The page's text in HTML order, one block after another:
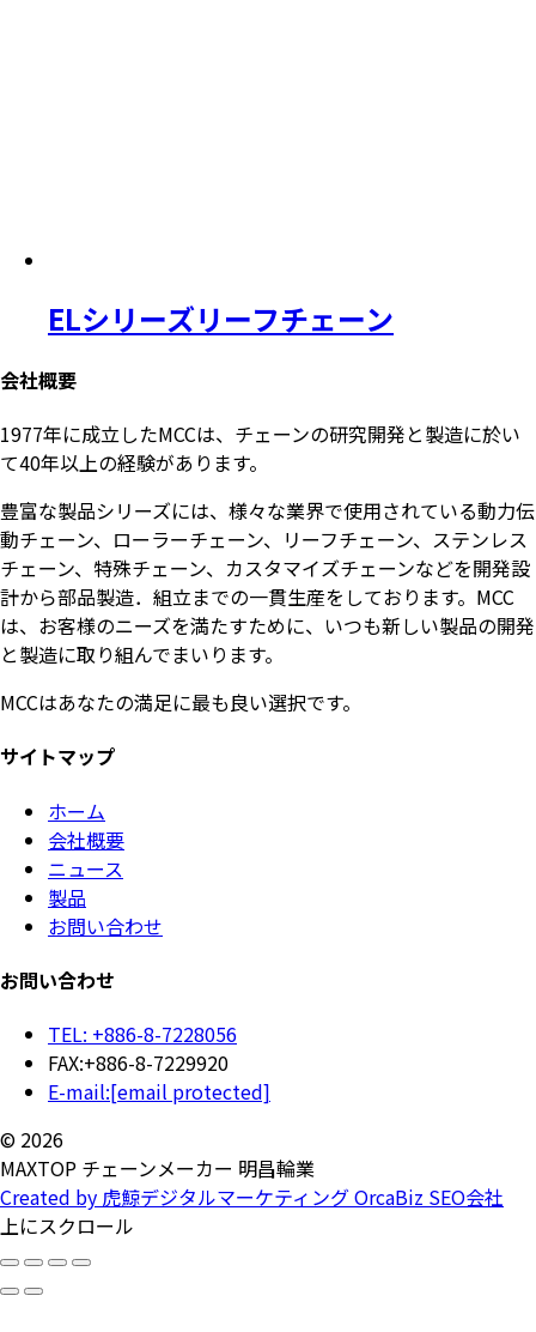
ELシリーズリーフチェーン
会社概要
1977年に成立したMCCは、チェーンの研究開発と製造に於い
て40年以上の経験があります。
豊富な製品シリーズには、様々な業界で使用されている動力伝
動チェーン、ローラーチェーン、リーフチェーン、ステンレス
チェーン、特殊チェーン、カスタマイズチェーンなどを開発設
計から部品製造．組立までの一貫生産をしております。MCC
は、お客様のニーズを満たすために、いつも新しい製品の開発
と製造に取り組んでまいります。
MCCはあなたの満足に最も良い選択です。
サイトマップ
ホーム
会社概要
ニュース
製品
お問い合わせ
お問い合わせ
TEL: +886-8-7228056
FAX:+886-8-7229920
E-mail:[email protected]
© 2026
MAXTOP チェーンメーカー 明昌輪業
Created by 虎鯨デジタルマーケティング OrcaBiz SEO会社
上にスクロール